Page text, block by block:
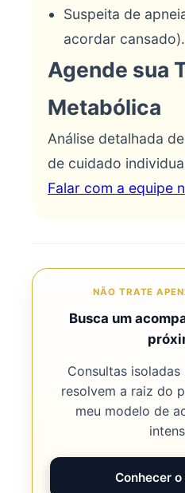
Suspeita de
acordar cansado).
Agende sua
Metabólica
Análise detalhada
de cuidado
Falar com a equipe
NÃO TRATE
Busca um
Consultas
resolvem a raiz do
meu modelo de
Conhecer